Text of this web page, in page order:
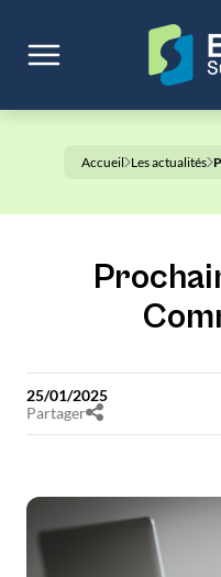
Accueil Les actualités
25/01/2025
Partager